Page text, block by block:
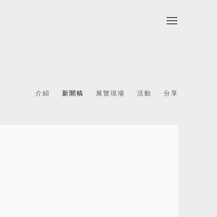
介紹 新聞稿 展覽現場 活動 分享